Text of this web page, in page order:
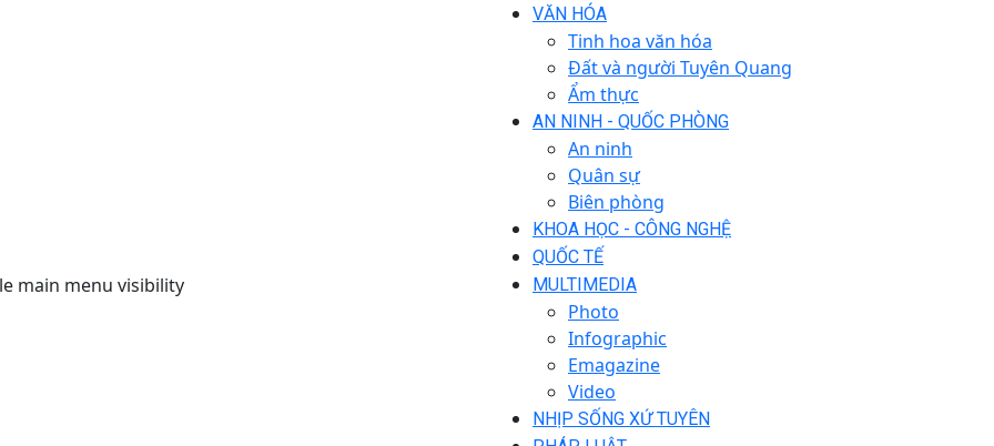
main menu visibility
VĂN HÓA
Tinh hoa văn hóa
Đất và người Tuyên Quang
Ẩm thực
AN NINH - QUỐC PHÒNG
An ninh
Quân sự
Biên phòng
KHOA HỌC - CÔNG NGHỆ
QUỐC TẾ
MULTIMEDIA
Photo
Infographic
Emagazine
Video
NHỊP SỐNG XỨ TUYÊN